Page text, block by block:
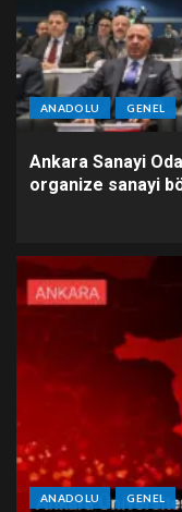
ANADOLU GENEL
Ankara Sanayi
organize sanayi
ANADOLU GENEL